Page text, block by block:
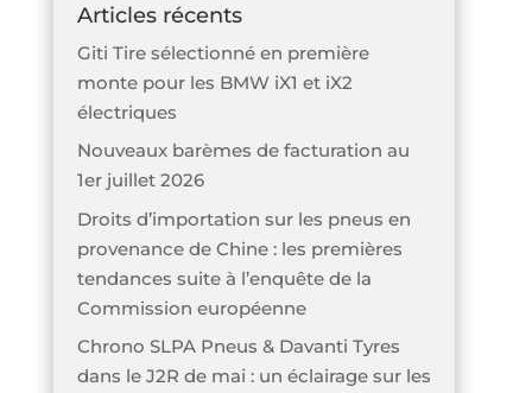
Articles récents
Giti Tire sélectionné en première
monte pour les BMW iX1 et iX2
électriques
Nouveaux barèmes de facturation au
1er juillet 2026
Droits d’importation sur les pneus en
provenance de Chine : les premières
tendances suite à l’enquête de la
Commission européenne
Chrono SLPA Pneus & Davanti Tyres
dans le J2R de mai : un éclairage sur les